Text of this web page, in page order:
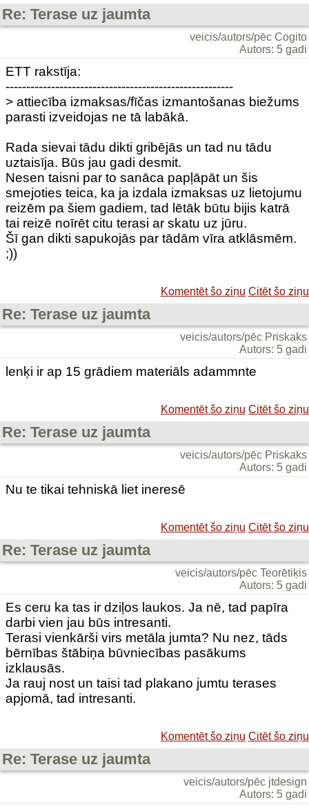
Re: Terase uz jaumta
veicis/autors/pēc Cogito
Autors: 5 gadi
ETT rakstīja:
-------------------------------------------------------
> attiecība izmaksas/fīčas izmantošanas biežums
parasti izveidojas ne tā labākā.
Rada sievai tādu dikti gribējās un tad nu tādu
uztaisīja. Būs jau gadi desmit.
Nesen taisni par to sanāca papļāpāt un šis
smejoties teica, ka ja izdala izmaksas uz lietojumu
reizēm pa šiem gadiem, tad lētāk būtu bijis katrā
tai reizē noīrēt citu terasi ar skatu uz jūru.
Šī gan dikti sapukojās par tādām vīra atklāsmēm.
;))
Komentēt šo ziņu Citēt šo ziņu
Re: Terase uz jaumta
veicis/autors/pēc Priskaks
Autors: 5 gadi
lenķi ir ap 15 grādiem materiāls adammnte
Komentēt šo ziņu Citēt šo ziņu
Re: Terase uz jaumta
veicis/autors/pēc Priskaks
Autors: 5 gadi
Nu te tikai tehniskā liet ineresē
Komentēt šo ziņu Citēt šo ziņu
Re: Terase uz jaumta
veicis/autors/pēc Teorētiķis
Autors: 5 gadi
Es ceru ka tas ir dziļos laukos. Ja nē, tad papīra
darbi vien jau būs intresanti.
Terasi vienkārši virs metāla jumta? Nu nez, tāds
bērnības štābiņa būvniecības pasākums
izklausās.
Ja rauj nost un taisi tad plakano jumtu terases
apjomā, tad intresanti.
Komentēt šo ziņu Citēt šo ziņu
Re: Terase uz jaumta
veicis/autors/pēc jtdesign
Autors: 5 gadi